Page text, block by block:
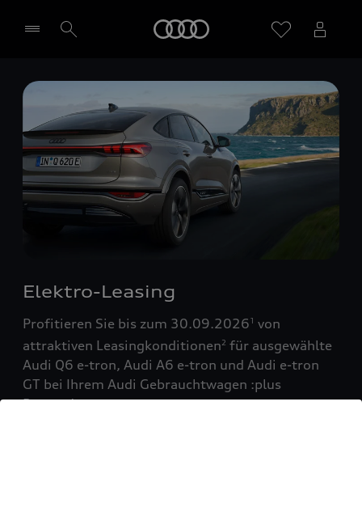
Händler wählen
Elektro-Leasing
Profitieren Sie bis zum 30.09.20261 von
attraktiven Leasingkonditionen2 für ausgewählte
Audi Q6 e-tron, Audi A6 e-tron und Audi e-tron
GT bei Ihrem Audi Gebrauchtwagen :plus
Partner!